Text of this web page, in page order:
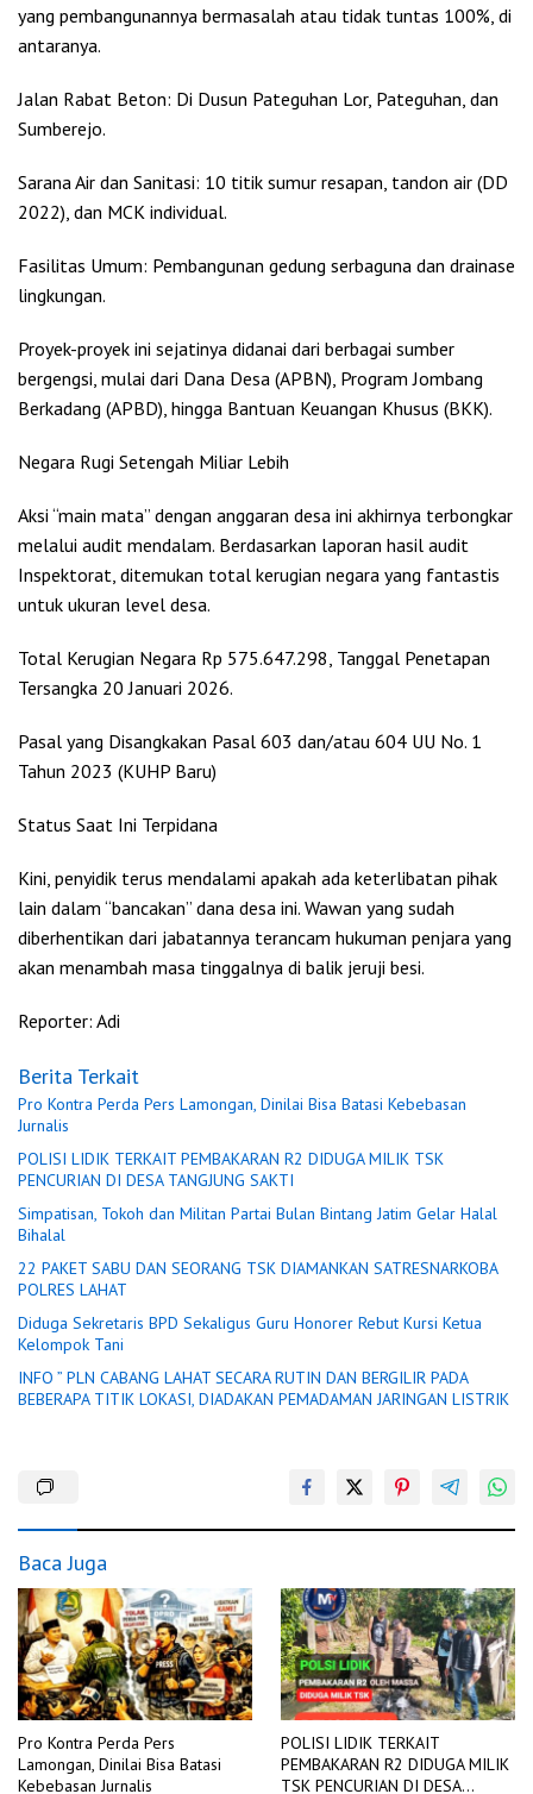
yang pembangunannya bermasalah atau tidak tuntas 100%, di
antaranya.
Jalan Rabat Beton: Di Dusun Pateguhan Lor, Pateguhan, dan
Sumberejo.
Sarana Air dan Sanitasi: 10 titik sumur resapan, tandon air (DD
2022), dan MCK individual.
Fasilitas Umum: Pembangunan gedung serbaguna dan drainase
lingkungan.
Proyek-proyek ini sejatinya didanai dari berbagai sumber
bergengsi, mulai dari Dana Desa (APBN), Program Jombang
Berkadang (APBD), hingga Bantuan Keuangan Khusus (BKK).
Negara Rugi Setengah Miliar Lebih
Aksi “main mata” dengan anggaran desa ini akhirnya terbongkar
melalui audit mendalam. Berdasarkan laporan hasil audit
Inspektorat, ditemukan total kerugian negara yang fantastis
untuk ukuran level desa.
Total Kerugian Negara Rp 575.647.298, Tanggal Penetapan
Tersangka 20 Januari 2026.
Pasal yang Disangkakan Pasal 603 dan/atau 604 UU No. 1
Tahun 2023 (KUHP Baru)
Status Saat Ini Terpidana
Kini, penyidik terus mendalami apakah ada keterlibatan pihak
lain dalam “bancakan” dana desa ini. Wawan yang sudah
diberhentikan dari jabatannya terancam hukuman penjara yang
akan menambah masa tinggalnya di balik jeruji besi.
Reporter: Adi
Berita Terkait
Pro Kontra Perda Pers Lamongan, Dinilai Bisa Batasi Kebebasan
Jurnalis
POLISI LIDIK TERKAIT PEMBAKARAN R2 DIDUGA MILIK TSK
PENCURIAN DI DESA TANGJUNG SAKTI
Simpatisan, Tokoh dan Militan Partai Bulan Bintang Jatim Gelar Halal
Bihalal
22 PAKET SABU DAN SEORANG TSK DIAMANKAN SATRESNARKOBA
POLRES LAHAT
Diduga Sekretaris BPD Sekaligus Guru Honorer Rebut Kursi Ketua
Kelompok Tani
INFO ” PLN CABANG LAHAT SECARA RUTIN DAN BERGILIR PADA
BEBERAPA TITIK LOKASI, DIADAKAN PEMADAMAN JARINGAN LISTRIK
Baca Juga
Pro Kontra Perda Pers
Lamongan, Dinilai Bisa Batasi
Kebebasan Jurnalis
POLISI LIDIK TERKAIT
PEMBAKARAN R2 DIDUGA MILIK
TSK PENCURIAN DI DESA